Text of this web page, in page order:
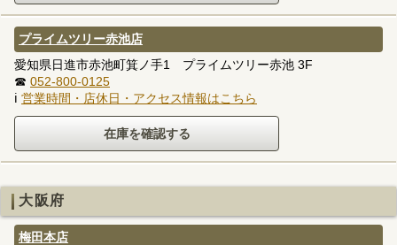
プライムツリー赤池店
愛知県日進市赤池町箕ノ手1 プライムツリー赤池 3F
☎ 052-800-0125
ℹ 営業時間・店休日・アクセス情報はこちら
大阪府
梅田本店